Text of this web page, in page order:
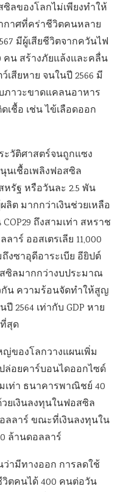
ซิลของโลกไม่เพียงทำให้
าศที่คร่าชีวิตคนหลาย
มีผู้เสียชีวิตจากควันไฟ
คน สร้างภัยแล้งและคลื่น
สียหาย จนในปี 2566 มี
ภาวะขาดแคลนอาหาร
เชื้อ เช่น ไข้เลือดออก
ะวัติศาสตร์จนถูกแซง
นเชื้อเพลิงฟอสซิล
หรัฐ หรือวันละ 2.5 พัน
ต มากกว่าเงินช่วยเหลือ
ถึงสามเท่า สหราช
ร์ ออสเตรเลีย 11,000
งซาอุดีอาระเบีย อียิปต์
ซิลมากกว่างบประมาณ
น ความร้อนจัดทำให้สูญ
2564 เท่ากับ GDP หาย
สุด
ญ่ของโลกวางแผนเพิ่ม
ล่อยคาร์บอนไดออกไซด์
เท่า ธนาคารพาณิชย์ 40
ยเงินลงทุนในฟอสซิล
ลลาร์ ขณะที่เงินลงทุนใน
ล้านดอลลาร์
ามีทางออก การลดใช้
ตคนได้ 400 คนต่อวัน